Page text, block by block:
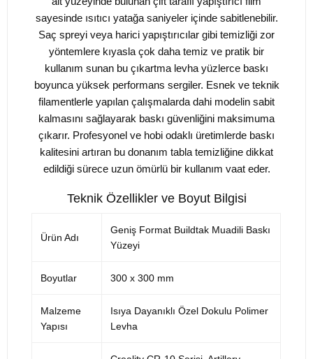
sayesinde ısıtıcı yatağa saniyeler içinde sabitlenebilir.
Saç spreyi veya harici yapıştırıcılar gibi temizliği zor
yöntemlere kıyasla çok daha temiz ve pratik bir
kullanım sunan bu çıkartma levha yüzlerce baskı
boyunca yüksek performans sergiler. Esnek ve teknik
filamentlerle yapılan çalışmalarda dahi modelin sabit
kalmasını sağlayarak baskı güvenliğini maksimuma
çıkarır. Profesyonel ve hobi odaklı üretimlerde baskı
kalitesini artıran bu donanım tabla temizliğine dikkat
edildiği sürece uzun ömürlü bir kullanım vaat eder.
Teknik Özellikler ve Boyut Bilgisi
Ürün Adı
Geniş Format Buildtak Muadili Baskı
Yüzeyi
Boyutlar 300 x 300 mm
Malzeme
Yapısı
Isıya Dayanıklı Özel Dokulu Polimer
Levha